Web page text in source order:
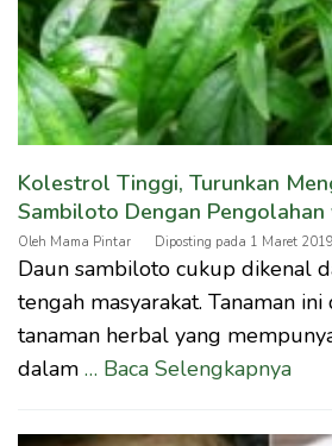
Kolestrol Tinggi, Turunkan
Sambiloto Dengan Pengolahan
Oleh Mama Pintar Diposting pada 1 Maret 2019
Daun sambiloto cukup dikenal
tengah masyarakat. Tanaman
tanaman herbal yang
dalam … Baca Selengkapnya